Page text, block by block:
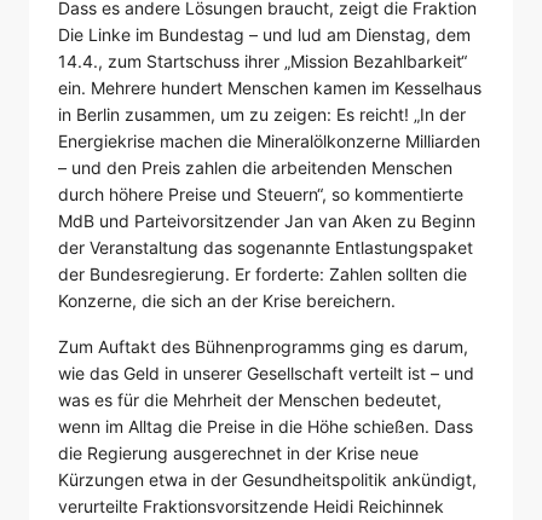
Dass es andere Lösungen braucht, zeigt die Fraktion
Die Linke im Bundestag – und lud am Dienstag, dem
14.4., zum Startschuss ihrer „Mission Bezahlbarkeit“
ein. Mehrere hundert Menschen kamen im Kesselhaus
in Berlin zusammen, um zu zeigen: Es reicht! „In der
Energiekrise machen die Mineralölkonzerne Milliarden
– und den Preis zahlen die arbeitenden Menschen
durch höhere Preise und Steuern“, so kommentierte
MdB und Parteivorsitzender Jan van Aken zu Beginn
der Veranstaltung das sogenannte Entlastungspaket
der Bundesregierung. Er forderte: Zahlen sollten die
Konzerne, die sich an der Krise bereichern.
Zum Auftakt des Bühnenprogramms ging es darum,
wie das Geld in unserer Gesellschaft verteilt ist – und
was es für die Mehrheit der Menschen bedeutet,
wenn im Alltag die Preise in die Höhe schießen. Dass
die Regierung ausgerechnet in der Krise neue
Kürzungen etwa in der Gesundheitspolitik ankündigt,
verurteilte Fraktionsvorsitzende Heidi Reichinnek